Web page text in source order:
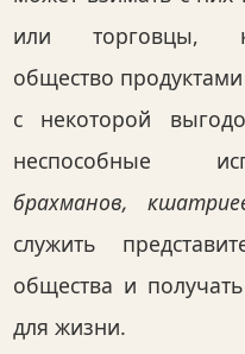
или торговцы,
общество
с некоторой
неспособные
брахманов,
служить
общества и
для жизни.